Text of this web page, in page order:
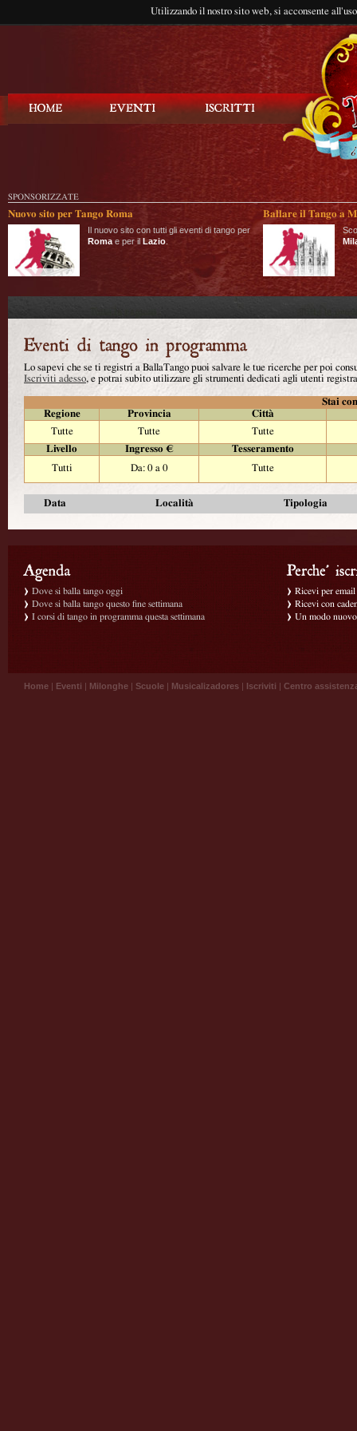
Utilizzando il nostro sito web, si acconsente
SPONSORIZZATE
Nuovo sito per Tango Roma
Il nuovo sito con tutti gli eventi di tango per
Roma e per il Lazio
Ballare il Tango a
Lo sapevi che se ti registri a BallaTango puoi salvare le tue ricerche per poi
Iscriviti adesso, e potrai subito utilizzare gli strumenti dedicati agli utenti
Stai
Regione
Provincia
Città
Tutte
Tutte
Tutte
Livello
Ingresso €
Tesseramento
Tutti
Da: 0 a 0 Tutte
Data Località Tipologia
Dove si balla tango oggi
Dove si balla tango questo fine settimana
I corsi di tango in programma questa settimana
Ricevi per
Ricevi con
Un modo
Home | Eventi | Milonghe | Scuole | Musicalizadores | Iscriviti | Centro